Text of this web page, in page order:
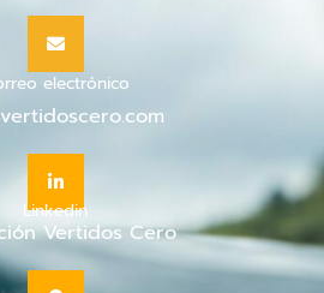
electrónico
Linkedin
Vertidos Cero